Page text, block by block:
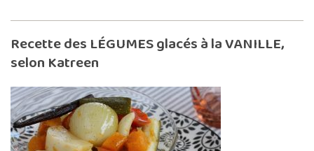
Recette des LÉGUMES glacés à la VANILLE,
selon Katreen